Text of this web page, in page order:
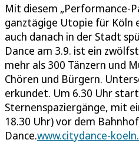
Mit diesem „Performance-
ganztägige Utopie für Köln
auch danach in der Stadt
Dance am 3.9. ist ein
mehr als 300 Tänzern und
Chören und Bürgern.
erkundet. Um 6.30 Uhr
Sternenspaziergänge, mit
18.30 Uhr) vor dem
Dance.www.citydance-